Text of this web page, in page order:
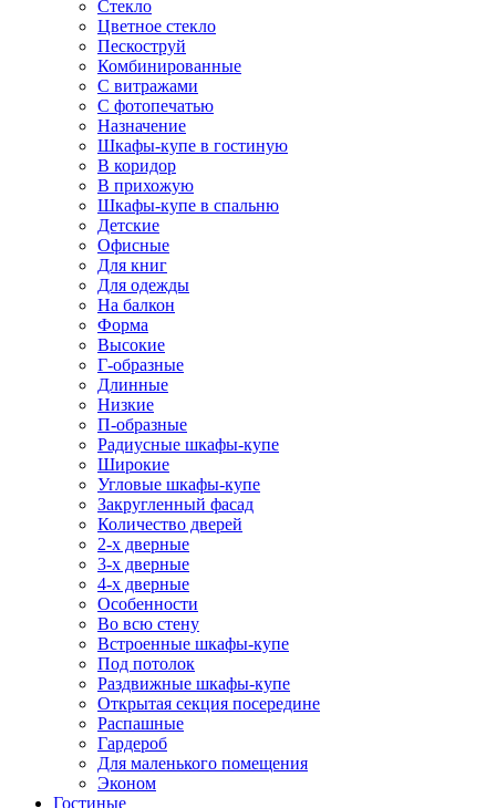
Стекло
Цветное стекло
Пескоструй
Комбинированные
С витражами
С фотопечатью
Назначение
Шкафы-купе в гостиную
В коридор
В прихожую
Шкафы-купе в спальню
Детские
Офисные
Для книг
Для одежды
На балкон
Форма
Высокие
Г-образные
Длинные
Низкие
П-образные
Радиусные шкафы-купе
Широкие
Угловые шкафы-купе
Закругленный фасад
Количество дверей
2-х дверные
3-х дверные
4-х дверные
Особенности
Во всю стену
Встроенные шкафы-купе
Под потолок
Раздвижные шкафы-купе
Открытая секция посередине
Распашные
Гардероб
Для маленького помещения
Эконом
Гостиные